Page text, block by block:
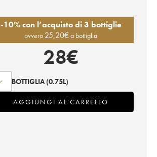
-10% con l’acquisto di 3 bottiglie
ovvero 25,20€a bottiglia
28€
BOTTIGLIA (0.75L)
AGGIUNGI AL CARRELLO